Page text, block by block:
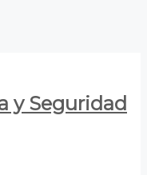
y Seguridad